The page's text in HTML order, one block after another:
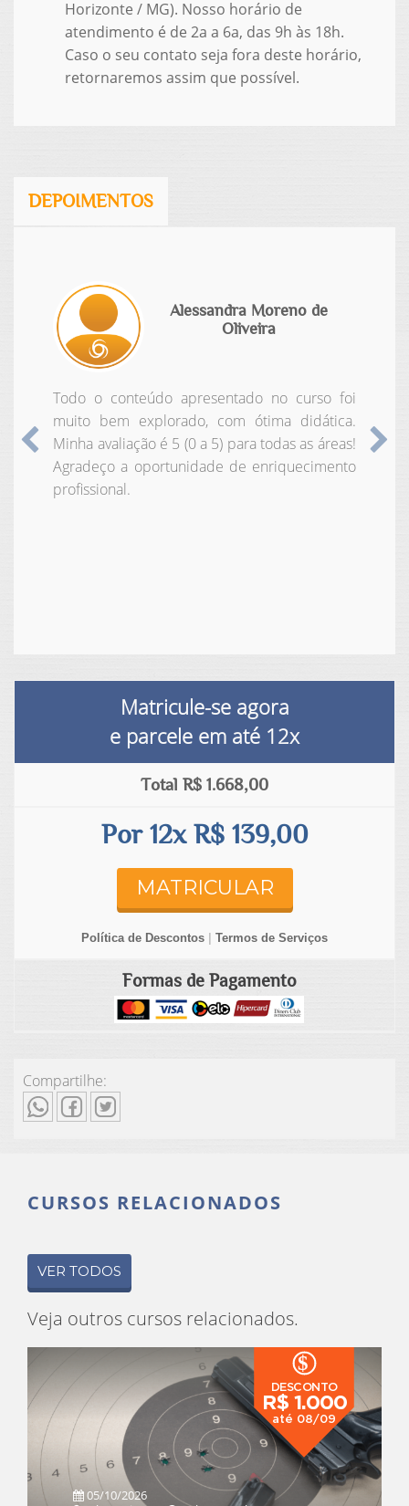
Horizonte / MG). Nosso horário de
atendimento é de 2a a 6a, das 9h às 18h.
Caso o seu contato seja fora deste horário,
retornaremos assim que possível.
DEPOIMENTOS
Alessandra Moreno de
Oliveira
Todo o conteúdo apresentado no curso foi
muito bem explorado, com ótima didática.
Minha avaliação é 5 (0 a 5) para todas as áreas!
Agradeço a oportunidade de enriquecimento
profissional.
Anterior
Matricule-se agora
e parcele em até 12x
Total R$ 1.668,00
Por 12x R$ 139,00
MATRICULAR
Política de Descontos Termos de Serviços
Formas de Pagamento
Compartilhe:
CURSOS RELACIONADOS
VER TODOS
Veja outros cursos relacionados.
$
DESCONTO
R$ 1.000
até 08/09
05/10/2026